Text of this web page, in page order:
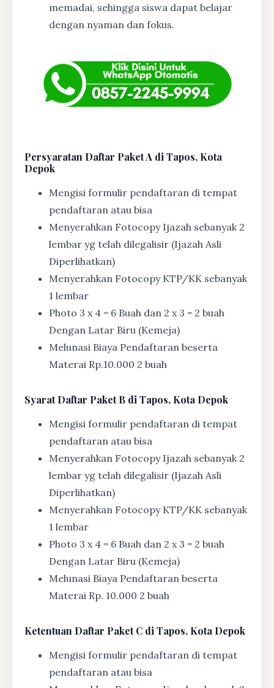
memadai, sehingga siswa dapat belajar
dengan nyaman dan fokus.
Persyaratan Daftar Paket A di Tapos, Kota
Depok
Mengisi formulir pendaftaran di tempat
pendaftaran atau bisa
Menyerahkan Fotocopy Ijazah sebanyak 2
lembar yg telah dilegalisir (Ijazah Asli
Diperlihatkan)
Menyerahkan Fotocopy KTP/KK sebanyak
1 lembar
Photo 3 x 4 = 6 Buah dan 2 x 3 = 2 buah
Dengan Latar Biru (Kemeja)
Melunasi Biaya Pendaftaran beserta
Materai Rp.10.000 2 buah
SyaratDaftar Paket B di Tapos, Kota Depok
Mengisi formulir pendaftaran di tempat
pendaftaran atau bisa
Menyerahkan Fotocopy Ijazah sebanyak 2
lembar yg telah dilegalisir (Ijazah Asli
Diperlihatkan)
Menyerahkan Fotocopy KTP/KK sebanyak
1 lembar
Photo 3 x 4 = 6 Buah dan 2 x 3 = 2 buah
Dengan Latar Biru (Kemeja)
Melunasi Biaya Pendaftaran beserta
Materai Rp. 10.000 2 buah
Ketentuan Daftar Paket C di Tapos, Kota Depok
Mengisi formulir pendaftaran di tempat
pendaftaran atau bisa